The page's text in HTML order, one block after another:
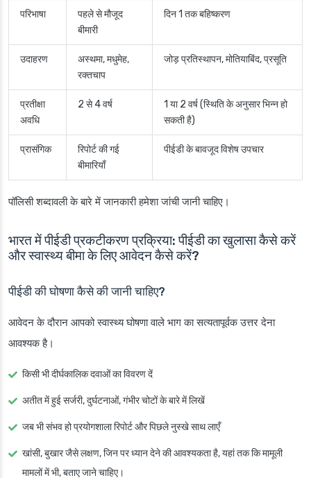
परिभाषा
पहले से मौजूद
बीमारी
दिन 1 तक बहिष्करण
उदाहरण
अस्थमा, मधुमेह,
रक्तचाप
जोड़ प्रतिस्थापन, मोतियाबिंद, प्रसूति
प्रतीक्षा
अवधि
2 से 4 वर्ष
1 या 2 वर्ष (स्थिति के अनुसार भिन्न हो
सकती है)
प्रासंगिक
रिपोर्ट की गई
बीमारियाँ
पीईडी के बावजूद विशेष उपचार
पॉलिसी शब्दावली के बारे में जानकारी हमेशा जांची जानी चाहिए।
भारत में पीईडी प्रकटीकरण प्रक्रिया: पीईडी का खुलासा कैसे करें
और स्वास्थ्य बीमा के लिए आवेदन कैसे करें?
पीईडी की घोषणा कैसे की जानी चाहिए?
आवेदन के दौरान आपको स्वास्थ्य घोषणा वाले भाग का सत्यतापूर्वक उत्तर देना
आवश्यक है।
किसी भी दीर्घकालिक दवाओं का विवरण दें
अतीत में हुई सर्जरी, दुर्घटनाओं, गंभीर चोटों के बारे में लिखें
जब भी संभव हो प्रयोगशाला रिपोर्ट और पिछले नुस्खे साथ लाएँ
खांसी, बुखार जैसे लक्षण, जिन पर ध्यान देने की आवश्यकता है, यहां तक कि मामूली
मामलों में भी, बताए जाने चाहिए।